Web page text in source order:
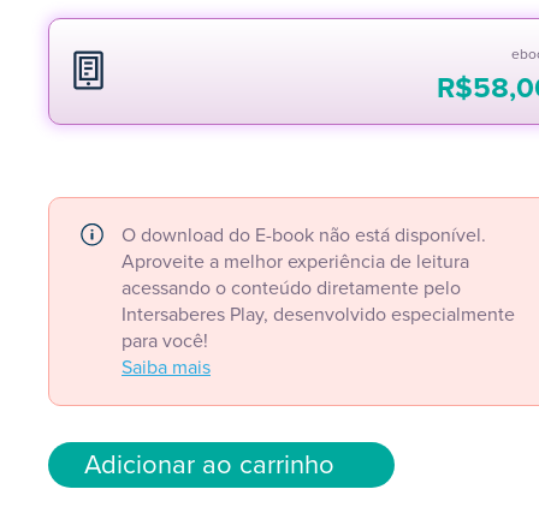
R$
O download do E-book não está disponível.
Aproveite a melhor experiência de leitura
acessando o conteúdo diretamente pelo
Intersaberes Play, desenvolvido especialmente
para você!
Saiba mais
Adicionar ao carrinho